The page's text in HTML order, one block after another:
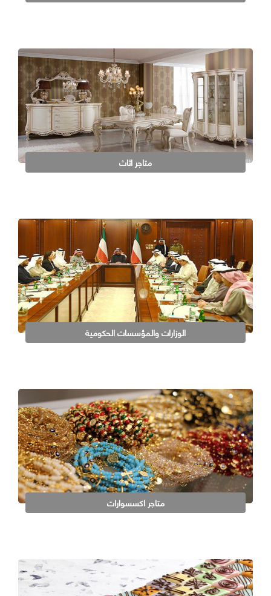
متاجر اثاث
الوزارات والمؤسسات الحكومية
متاجر اكسسوارات